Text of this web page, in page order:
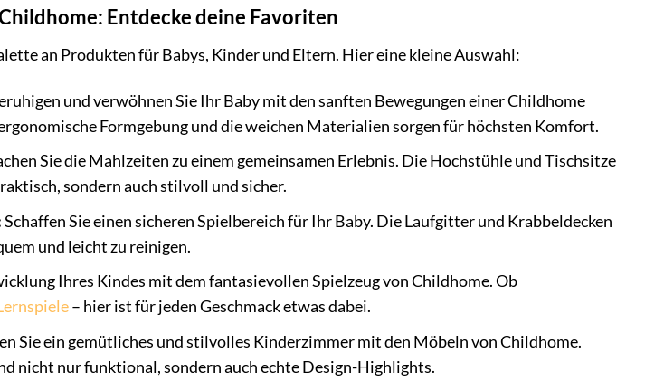
Entdecke deine Favoriten
an Produkten für Babys, Kinder und Eltern. Hier eine kleine Auswahl:
und verwöhnen Sie Ihr Baby mit den sanften Bewegungen einer Childhome
Formgebung und die weichen Materialien sorgen für höchsten Komfort.
Sie die Mahlzeiten zu einem gemeinsamen Erlebnis. Die Hochstühle und Tischsitze
sondern auch stilvoll und sicher.
Schaffen Sie einen sicheren Spielbereich für Ihr Baby. Die Laufgitter und Krabbeldecken
und leicht zu reinigen.
Ihres Kindes mit dem fantasievollen Spielzeug von Childhome. Ob
– hier ist für jeden Geschmack etwas dabei.
Sie ein gemütliches und stilvolles Kinderzimmer mit den Möbeln von Childhome.
nicht nur funktional, sondern auch echte Design-Highlights.